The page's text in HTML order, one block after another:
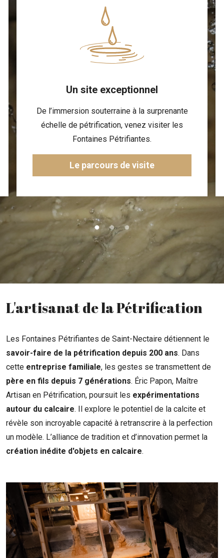
Un site exceptionnel
De l’immersion souterraine à la surprenante
échelle de pétrification, venez visiter les
Fontaines Pétrifiantes.
Le parcours de visite
L'artisanat de la Pétrification
Les Fontaines Pétrifiantes de Saint-Nectaire détiennent le
savoir-faire de la pétrification depuis 200 ans. Dans
cette entreprise familiale, les gestes se transmettent de
père en fils depuis 7 générations. Éric Papon, Maître
Artisan en Pétrification, poursuit les expérimentations
autour du calcaire. Il explore le potentiel de la calcite et
révèle son incroyable capacité à retranscrire à la perfection
un modèle. L’alliance de tradition et d’innovation permet la
création inédite d'objets en calcaire.